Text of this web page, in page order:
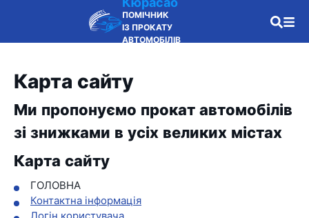
ПОМІЧНИК
ІЗ ПРОКАТУ
АВТОМОБІЛІВ
Карта сайту
Ми пропонуємо прокат автомобілів
зі знижками в усіх великих містах
Карта сайту
ГОЛОВНА
Контактна інформація